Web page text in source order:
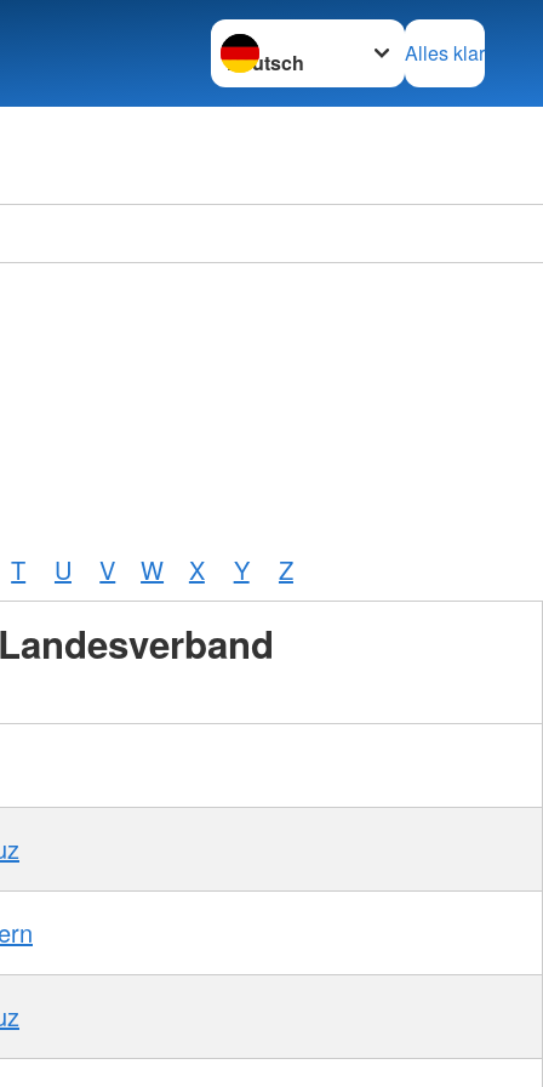
Sprache wechseln zu
Alles klar
T U V W X Y Z
Landesverband